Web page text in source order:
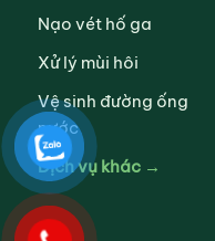
Nạo vét hố ga
Xử lý mùi hôi
Vệ sinh đường ống
nước
Dịch vụ khác →